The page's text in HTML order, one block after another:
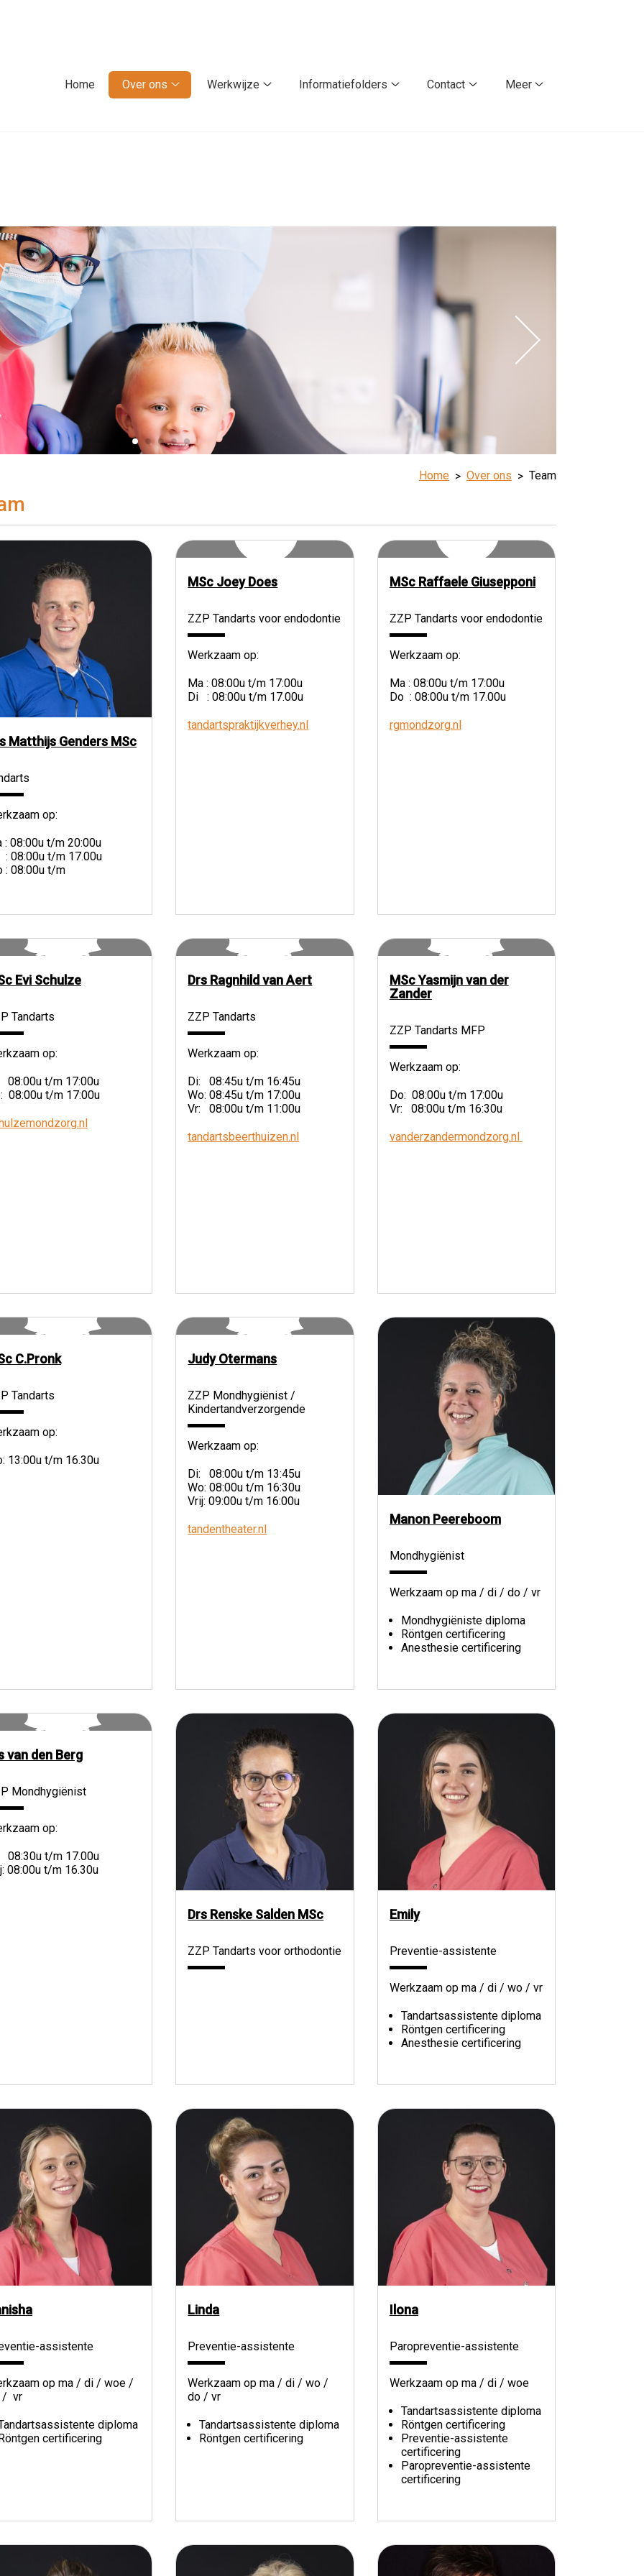
Home
Over ons
Over
Werkwijze
Informatiefolders
Contact
Meer
Home Over ons Team
Matthijs Genders MSc
op:
: 08:00u t/m 20:00u
: 08:00u t/m 17.00u
: 08:00u t/m
MSc Joey Does
ZZP Tandarts voor endodontie
Werkzaam op:
Ma : 08:00u t/m 17:00u
Di : 08:00u t/m 17.00u
tandartspraktijkverhey.nl
MSc Raffaele Giusepponi
ZZP Tandarts voor endodontie
Werkzaam op:
Ma : 08:00u t/m 17:00u
Do : 08:00u t/m 17.00u
rgmondzorg.nl
Evi Schulze
Tandarts
op:
08:00u t/m 17:00u
08:00u t/m 17:00u
Drs Ragnhild van Aert
ZZP Tandarts
Werkzaam op:
Di: 08:45u t/m 16:45u
Wo: 08:45u t/m 17:00u
Vr: 08:00u t/m 11:00u
tandartsbeerthuizen.nl
MSc Yasmijn van der
Zander
ZZP Tandarts MFP
Werkzaam op:
Do: 08:00u t/m 17:00u
Vr: 08:00u t/m 16:30u
vanderzandermondzorg.nl
C.Pronk
Tandarts
op:
13:00u t/m 16.30u
Judy Otermans
ZZP Mondhygiënist /
Kindertandverzorgende
Werkzaam op:
Di: 08:00u t/m 13:45u
Wo: 08:00u t/m 16:30u
Vrij: 09:00u t/m 16:00u
tandentheater.nl
Manon Peereboom
Mondhygiënist
Werkzaam op ma / di / do / vr
Mondhygiëniste diploma
Röntgen certificering
Anesthesie certificering
van den Berg
Mondhygiënist
op:
08:30u t/m 17.00u
08:00u t/m 16.30u
Drs Renske Salden MSc
ZZP Tandarts voor orthodontie
Emily
Preventie-assistente
Werkzaam op ma / di / wo / vr
Tandartsassistente diploma
Röntgen certificering
Anesthesie certificering
assistente
op ma / di / woe /
/ vr
diploma
Röntgen certificering
Linda
Preventie-assistente
Werkzaam op ma / di / wo /
do / vr
Tandartsassistente diploma
Röntgen certificering
Ilona
Paropreventie-assistente
Werkzaam op ma / di / woe
Tandartsassistente diploma
Röntgen certificering
Preventie-assistente
certificering
Paropreventie-assistente
certificering